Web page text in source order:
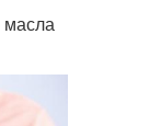
масла